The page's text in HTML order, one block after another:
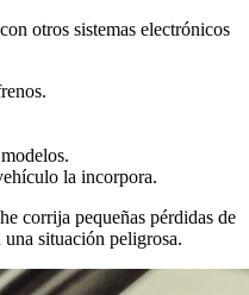
otros sistemas electrónicos
la incorpora.
corrija pequeñas pérdidas de
situación peligrosa.